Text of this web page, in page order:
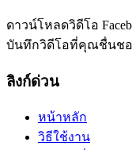
ดาวน์โหลดวิดีโอ
บันทึกวิดีโอที่คุณชื่นช
ลิงก์ด่วน
หน้าหลัก
วิธีใช้งาน